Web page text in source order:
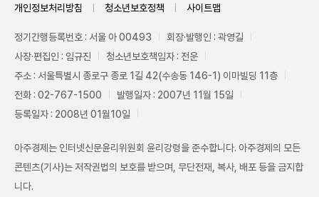
개인정보처리방침 청소년보호정책 사이트맵
정기간행등록번호 : 서울 아 00493
회장·발행인 : 곽영길
사장·편집인 : 임규진
청소년보호책임자 : 전운
주소 : 서울특별시 종로구 종로 1길 42(수송동 146-1) 이마빌딩 11층
전화 : 02-767-1500
발행일자 : 2007년 11월 15일
등록일자 : 2008년 01월10일
아주경제는 인터넷신문윤리위원회 윤리강령을 준수합니다. 아주경제의 모든
콘텐츠(기사)는 저작권법의 보호를 받으며, 무단전재, 복사, 배포 등을 금지합
니다.